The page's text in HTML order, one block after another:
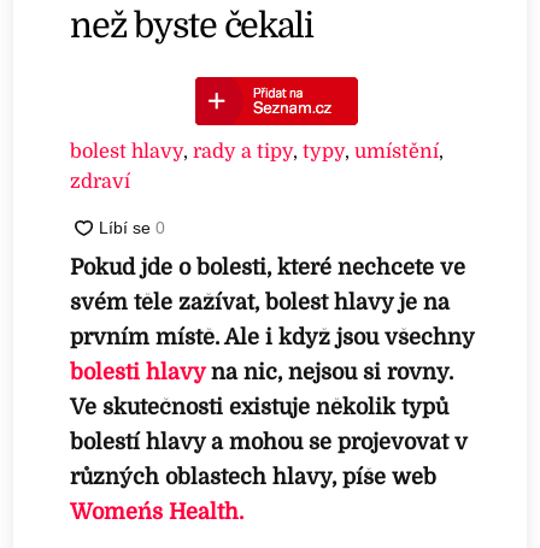
než byste čekali
bolest hlavy,rady a tipy,typy,umístění,
zdraví
Pokud jde o bolesti, které nechcete ve
svém těle zažívat, bolest hlavy je na
prvním místě. Ale i když jsou všechny
bolesti hlavyna nic, nejsou si rovny.
Ve skutečnosti existuje několik typů
bolestí hlavy a mohou se projevovat v
různých oblastech hlavy, píše web
Women´s Health.